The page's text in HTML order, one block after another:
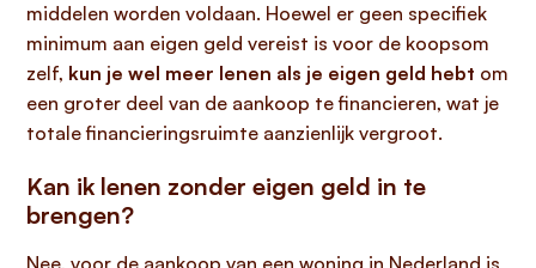
middelen worden voldaan. Hoewel er geen specifiek
minimum aan eigen geld vereist is voor de koopsom
zelf, kun je wel meer lenen als je eigen geld hebt om
een groter deel van de aankoop te financieren, wat je
totale financieringsruimte aanzienlijk vergroot.
Kan ik lenen zonder eigen geld in te
brengen?
Nee, voor de aankoop van een woning in Nederland is